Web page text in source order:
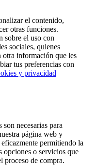
el contenido,
otras funciones.
sobre el uso con
sociales, quienes
información que les
tus preferencias con
y privacidad
necesarias para
página web y
permitiendo la
opciones o servicios que
proceso de compra.